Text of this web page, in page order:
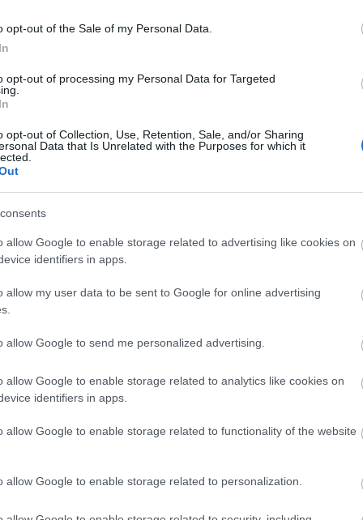
opt-out of the Sale of my Personal Data.
opt-out of processing my Personal Data for Targeted
opt-out of Collection, Use, Retention, Sale, and/or Sharing
Data that Is Unrelated with the Purposes for which it
allow Google to enable storage related to advertising like cookies on
identifiers in apps.
allow my user data to be sent to Google for online advertising
allow Google to send me personalized advertising.
allow Google to enable storage related to analytics like cookies on
identifiers in apps.
allow Google to enable storage related to functionality of the website
allow Google to enable storage related to personalization.
- Fotó: © Monika Rittershaus
Wien tisztében újabb öt évre megerősített vezetője
nem kockáztatott nagyot, amikor az alkotókat és a
a jelenlegi progresszív nemzetközi élmezőnyt
Vasily Barkhatov azok közé a ritka kortárs
el tudják olvasni egy adott mű partitúráját és
problémáira adott válaszként tudják színpadra
produkcióban szó sem volt ezüst sarlóval levágott
lándzsa-rázó ókori figurákról sem, hiszen
Felice Romaninál bármelyik
rendelkezik a letűnt druida kultúráról. A mű
koloritként használták az áthallásos témát, mint
a
mögötti aktuális mondanivalót.
Koncert
(15)
(2)
Bieito
)
Casa